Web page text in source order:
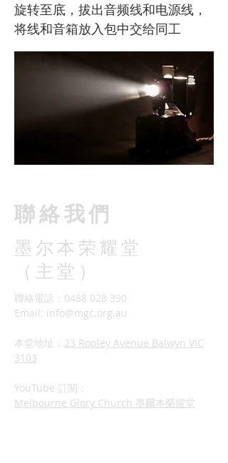
旋转至底，拔出音频线和电源线，
将线和音箱放入包中交给同工
​聯絡我們
墨尔本荣耀堂
（主堂）
聯絡電話：0488 028 390
Email: info@mgc.org.au
本堂地址： 23 Ropley Avenue Balwyn VIC
3103
YouTube 訂閱：
Melbourne Glory Church 墨爾本榮耀堂